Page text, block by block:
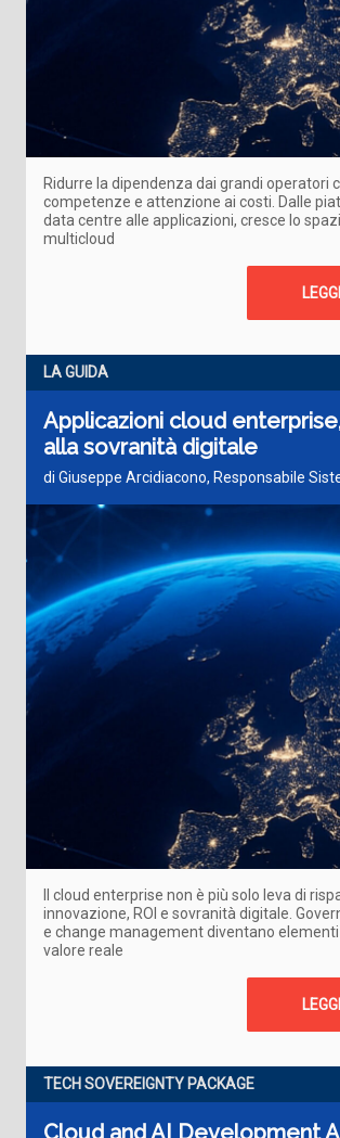
Ridurre la dipendenza dai grandi operatori
competenze e attenzione ai costi. Dalle
data centre alle applicazioni, cresce lo
multicloud
LA GUIDA
Applicazioni cloud
alla sovranità digitale
di Giuseppe Arcidiacono, Responsabile
Il cloud enterprise non è più solo leva di
innovazione, ROI e sovranità digitale.
e change management diventano
valore reale
TECH SOVEREIGNTY PACKAGE
Cloud and AI Development